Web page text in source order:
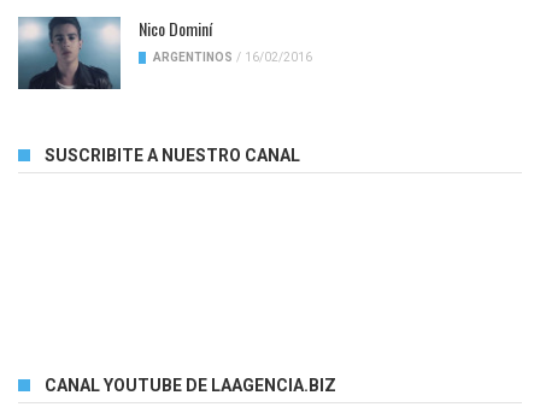
Nico Dominí
ARGENTINOS / 16/02/2016
SUSCRIBITE A NUESTRO CANAL
CANAL YOUTUBE DE LAAGENCIA.BIZ